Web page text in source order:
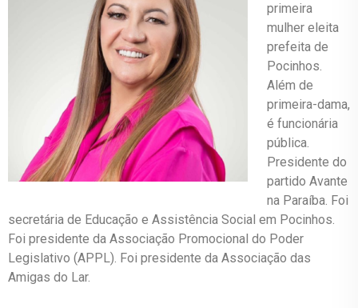
primeira
mulher eleita
prefeita de
Pocinhos.
Além de
primeira-dama,
é funcionária
pública.
Presidente do
partido Avante
na Paraíba. Foi
secretária de Educação e Assistência Social em Pocinhos.
Foi presidente da Associação Promocional do Poder
Legislativo (APPL). Foi presidente da Associação das
Amigas do Lar.